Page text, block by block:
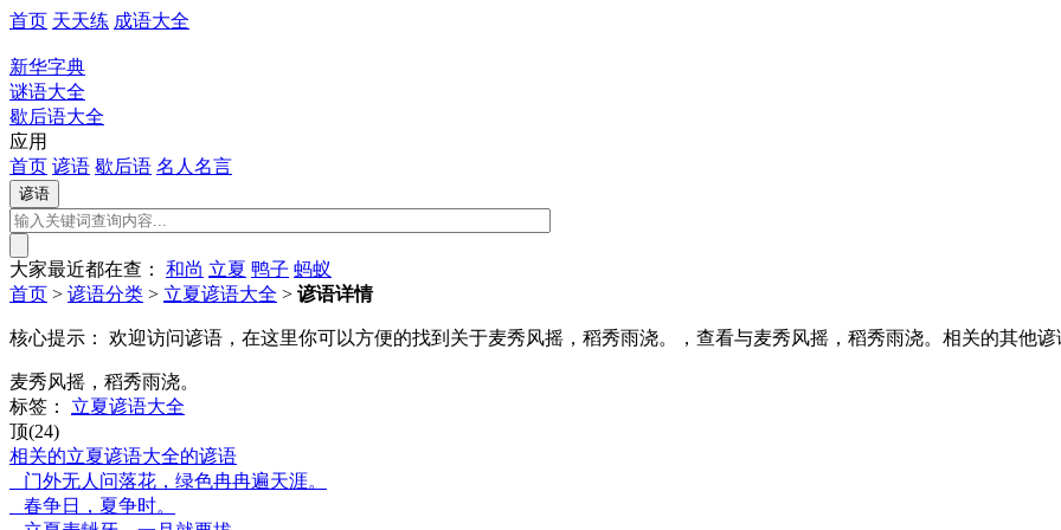
首页 天天练 成语大全
新华字典
谜语大全
歇后语大全
应用
首页 谚语 歇后语 名人名言
大家最近都在查： 和尚 立夏 鸭子 蚂蚁
首页 > 谚语分类 > 立夏谚语大全 > 谚语详情
核心提示： 欢迎访问谚语，在这里你可以方便的找到关于麦秀风摇，稻秀雨浇。，查看与麦秀风摇，稻秀雨浇。相关的其他谚
麦秀风摇，稻秀雨浇。
标签：
立夏谚语大全
顶(24)
相关的立夏谚语大全的谚语
门外无人问落花，绿色冉冉遍天涯。
春争日，夏争时。